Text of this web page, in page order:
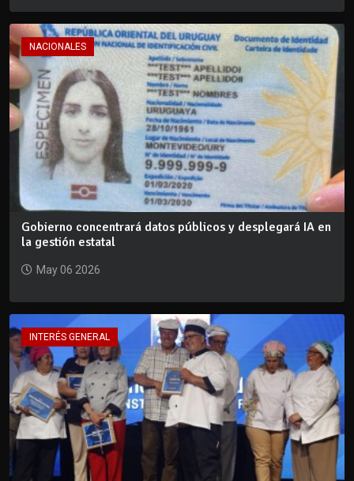
NACIONALES
Gobierno concentrará datos públicos y desplegará IA en
la gestión estatal
May 06 2026
INTERÉS GENERAL